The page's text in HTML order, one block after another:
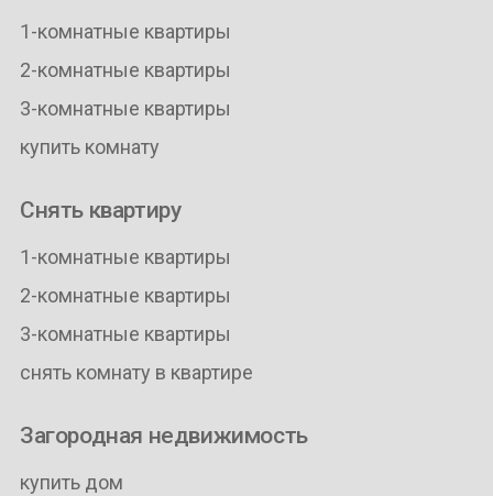
1-комнатные квартиры
2-комнатные квартиры
3-комнатные квартиры
купить комнату
Снять квартиру
1-комнатные квартиры
2-комнатные квартиры
3-комнатные квартиры
снять комнату в квартире
Загородная недвижимость
купить дом